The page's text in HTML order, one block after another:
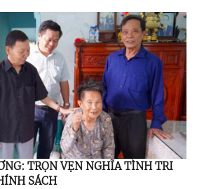
TRỌN VẸN NGHĨA TÌNH TRI
SÁCH